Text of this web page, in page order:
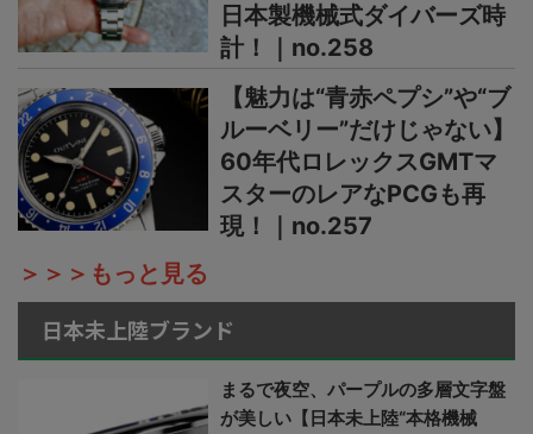
日本製機械式ダイバーズ時
計！｜no.258
【魅力は“青赤ペプシ”や“ブ
ルーベリー”だけじゃない】
60年代ロレックスGMTマ
スターのレアなPCGも再
現！｜no.257
＞＞＞もっと見る
日本未上陸ブランド
まるで夜空、パープルの多層文字盤
が美しい【日本未上陸“本格機械